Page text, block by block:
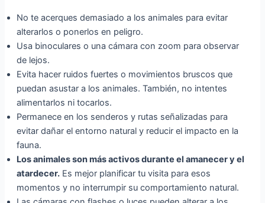
No te acerques demasiado a los animales para evitar
alterarlos o ponerlos en peligro.
Usa binoculares o una cámara con zoom para observar
de lejos.
Evita hacer ruidos fuertes o movimientos bruscos que
puedan asustar a los animales. También, no intentes
alimentarlos ni tocarlos.
Permanece en los senderos y rutas señalizadas para
evitar dañar el entorno natural y reducir el impacto en la
fauna.
Los animales son más activos durante el amanecer y el
atardecer.Es mejor planificar tu visita para esos
momentos y no interrumpir su comportamiento natural.